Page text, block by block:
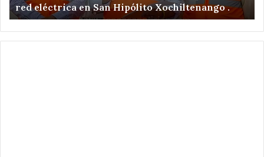
en
San
Hipólito
Xochiltenango
red eléctrica en San Hipólito Xochiltenango .